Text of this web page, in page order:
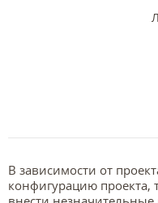
В зависимости от
конфигурацию проекта,